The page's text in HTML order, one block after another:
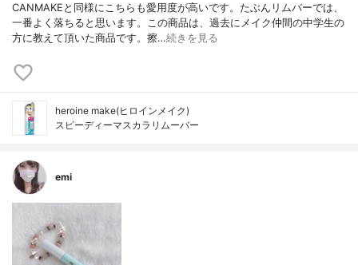
CANMAKEと同様にこちらも愛用度が高いです。たぶんリムバーでは、
一番よく落ちると思います。この商品は、過去にメイク仲間の中学生の
方に教えて頂いた商品です。擦…続きを見る
heroine make(ヒロインメイク)
スピーディーマスカラリムーバー
emi